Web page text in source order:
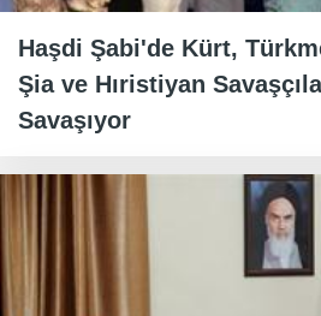
Haşdi Şabi'de Kürt,
Şia ve Hıristiyan
Savaşıyor